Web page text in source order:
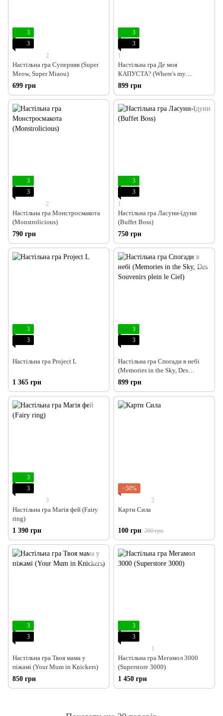
3
3
2
Настільна гра Суперняв (Super
Meow, Super Miaou)
699 грн
3
3
1
Настільна гра Де моя
КАПУСТА? (Where's my
CABBAGE?)
899 грн
3
3
2
Настільна гра Монстросмакота
(Monstrolicious)
790 грн
3
3
1
Настільна гра Ласуни-їдуни
(Buffet Boss)
750 грн
3
3
Настільна гра Project L
1 365 грн
3
3
Настільна гра Спогади в небі
(Memories in the Sky, Des
Souvenirs plein le Ciel)
899 грн
3
3
3
Настільна гра Магія фей (Fairy
ring)
1 390 грн
−50%
2
Карти Сила
100 грн 200 грн
3
3
Настільна гра Твоя мама у
піжамі (Your Mum in Knickers)
850 грн
3
3
1
Настільна гра Мегамол 3000
(Superstore 3000)
1 450 грн